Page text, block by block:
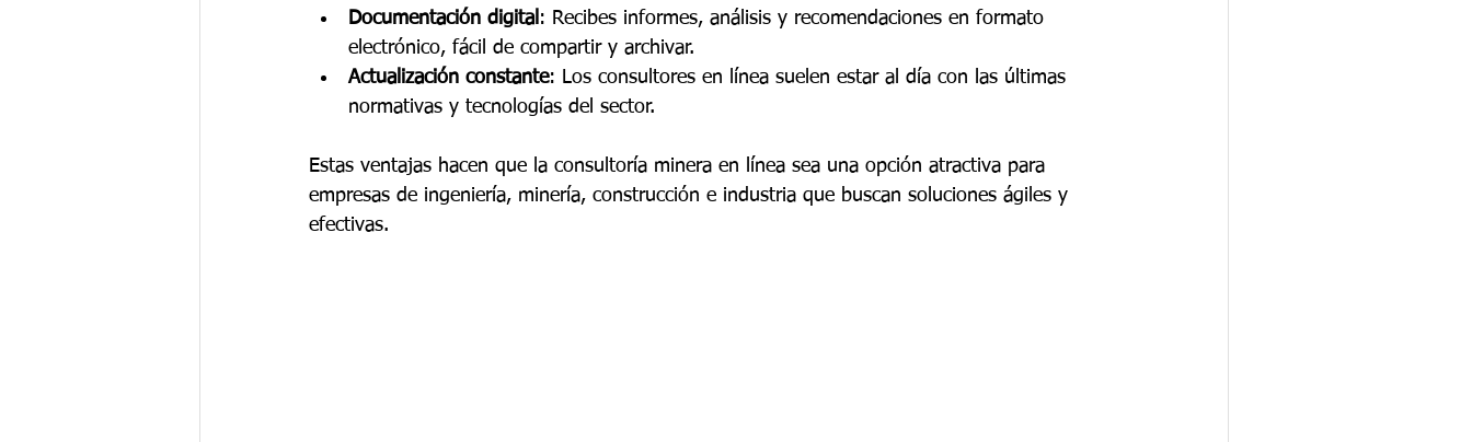
Documentación digital : Recibes informes, análisis y recomendaciones en formato
electrónico, fácil de compartir y archivar.
Actualización constante: Los consultores en línea suelen estar al día con las últimas
normativas y tecnologías del sector.
Estas ventajas hacen que la consultoría minera en línea sea una opción atractiva para
empresas de ingeniería, minería, construcción e industria que buscan soluciones ágiles y
efectivas.